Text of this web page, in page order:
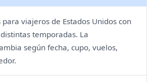
para viajeros de Estados Unidos con
temporadas. La
según fecha, cupo, vuelos,